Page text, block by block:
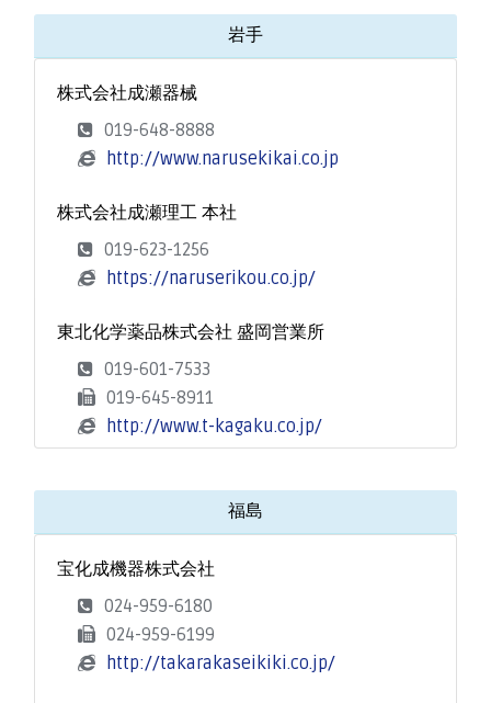
岩手
株式会社成瀬器械
019-648-8888
http://www.narusekikai.co.jp
株式会社成瀬理工 本社
019-623-1256
https://naruserikou.co.jp/
東北化学薬品株式会社 盛岡営業所
019-601-7533
019-645-8911
http://www.t-kagaku.co.jp/
福島
宝化成機器株式会社
024-959-6180
024-959-6199
http://takarakaseikiki.co.jp/